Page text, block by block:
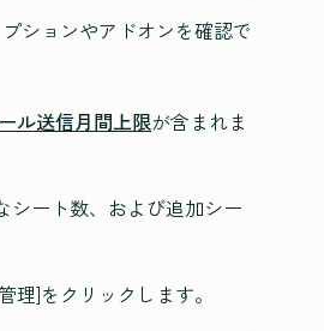
ションやアドオンを確認で
ル送信月間上限が含まれま
シート数、および追加シー
理]をクリックします。